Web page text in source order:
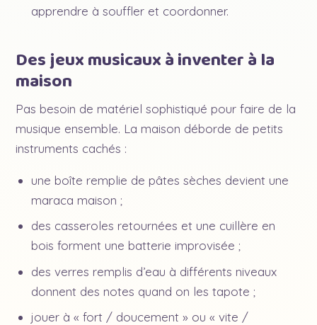
apprendre à souffler et coordonner.
Des jeux musicaux à inventer à la
maison
Pas besoin de matériel sophistiqué pour faire de la
musique ensemble. La maison déborde de petits
instruments cachés :
une boîte remplie de pâtes sèches devient une
maraca maison ;
des casseroles retournées et une cuillère en
bois forment une batterie improvisée ;
des verres remplis d’eau à différents niveaux
donnent des notes quand on les tapote ;
jouer à « fort / doucement » ou « vite /